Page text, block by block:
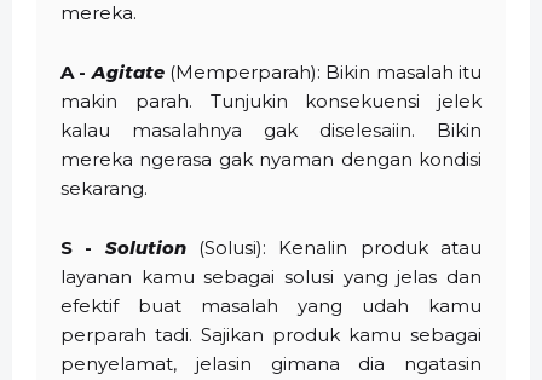
mereka.
A -Agitate(Memperparah): Bikin masalah itu
makin parah. Tunjukin konsekuensi jelek
kalau masalahnya gak diselesaiin. Bikin
mereka ngerasa gak nyaman dengan kondisi
sekarang.
S - Solution(Solusi): Kenalin produk atau
layanan kamu sebagai solusi yang jelas dan
efektif buat masalah yang udah kamu
perparah tadi. Sajikan produk kamu sebagai
penyelamat, jelasin gimana dia ngatasin